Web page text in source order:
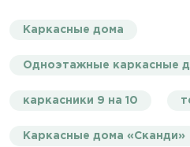
Каркасные дома
Одноэтажные каркасные
каркасники 9 на 10
Каркасные дома «Сканди»